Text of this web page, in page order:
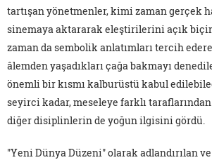
tartışan yönetmenler, kimi zaman gerçek
sinemaya aktararak eleştirilerini açık
zaman da sembolik anlatımları tercih
âlemden yaşadıkları çağa bakmayı
önemli bir kısmı kalburüstü kabul
seyirci kadar, meseleye farklı
diğer disiplinlerin de yoğun ilgisini gördü.
"Yeni Dünya Düzeni" olarak adlandırılan